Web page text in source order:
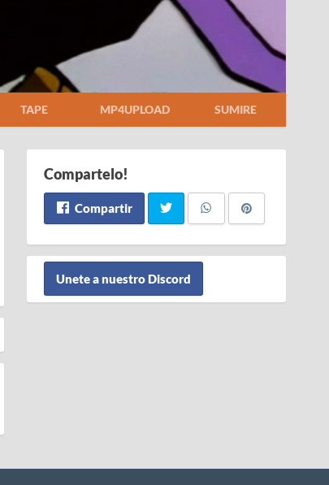
TAPE MP4UPLOAD SUMIRE
Compartelo!
Compartir
Unete a nuestro Discord